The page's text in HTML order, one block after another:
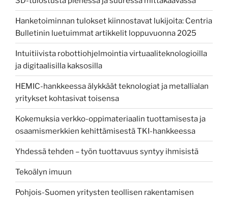
Hanketoiminnan tulokset kiinnostavat lukijoita: Centria
Bulletinin luetuimmat artikkelit loppuvuonna 2025
Intuitiivista robottiohjelmointia virtuaaliteknologioilla
ja digitaalisilla kaksosilla
HEMIC-hankkeessa älykkäät teknologiat ja metallialan
yritykset kohtasivat toisensa
Kokemuksia verkko-oppimateriaalin tuottamisesta ja
osaamismerkkien kehittämisestä TKI-hankkeessa
Yhdessä tehden – työn tuottavuus syntyy ihmisistä
Tekoälyn imuun
Pohjois-Suomen yritysten teollisen rakentamisen